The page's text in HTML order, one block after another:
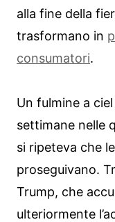
alla fine della
trasformano in
consumatori.
Un fulmine a
settimane nelle
si ripeteva che
proseguivano.
Trump, che
ulteriormente